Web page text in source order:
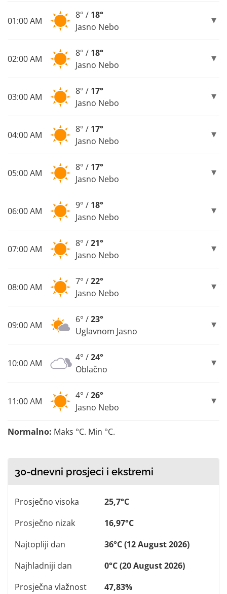
01:00 AM
8° / 18°
Jasno Nebo
02:00 AM
8° / 18°
Jasno Nebo
03:00 AM
8° / 17°
Jasno Nebo
04:00 AM
8° / 17°
Jasno Nebo
05:00 AM
8° / 17°
Jasno Nebo
06:00 AM
9° / 18°
Jasno Nebo
07:00 AM
8° /21°
Jasno Nebo
08:00 AM
7° /22°
Jasno Nebo
09:00 AM
6° /23°
Uglavnom Jasno
10:00 AM
4° /24°
Oblačno
11:00 AM
4° /26°
Jasno Nebo
Normalno: Maks °C. Min °C.
30-dnevni prosjeci i ekstremi
Prosječno visoka
25,7°C
Prosječno nizak
16,97°C
Najtopliji dan
36°C (12 August 2026)
Najhladniji dan
0°C (20 August 2026)
Prosječna vlažnost
47,83%